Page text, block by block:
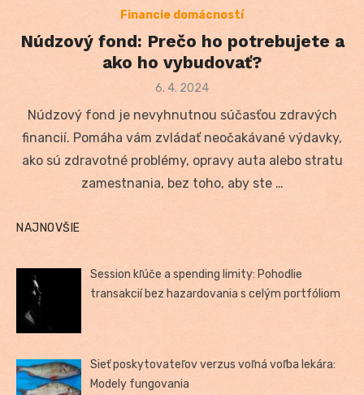
Financie domácností
Núdzový fond: Prečo ho potrebujete a
ako ho vybudovať?
Posted
6. 4. 2024
Núdzový fond je nevyhnutnou súčasťou zdravých
financií. Pomáha vám zvládať neočakávané výdavky,
ako sú zdravotné problémy, opravy auta alebo stratu
zamestnania, bez toho, aby ste …
NAJNOVŠIE
Session kľúče a spending limity: Pohodlie
transakcií bez hazardovania s celým portfóliom
Sieť poskytovateľov verzus voľná voľba lekára:
Modely fungovania